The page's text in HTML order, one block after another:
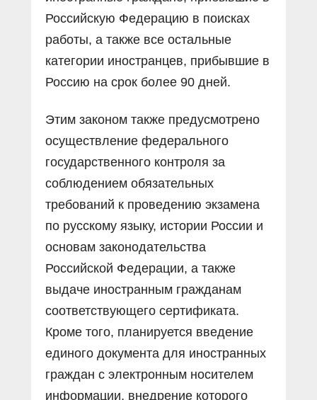
Российскую Федерацию в поисках
работы, а также все остальные
категории иностранцев, прибывшие в
Россию на срок более 90 дней.
Этим законом также предусмотрено
осуществление федерального
государственного контроля за
соблюдением обязательных
требований к проведению экзамена
по русскому языку, истории России и
основам законодательства
Российской Федерации, а также
выдаче иностранным гражданам
соответствующего сертификата.
Кроме того, планируется введение
единого документа для иностранных
граждан с электронным носителем
информации, внедрение которого